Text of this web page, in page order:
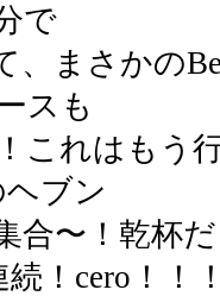
で
、まさかの
スも
これはもう
ブン
合〜！乾杯
！cero！！